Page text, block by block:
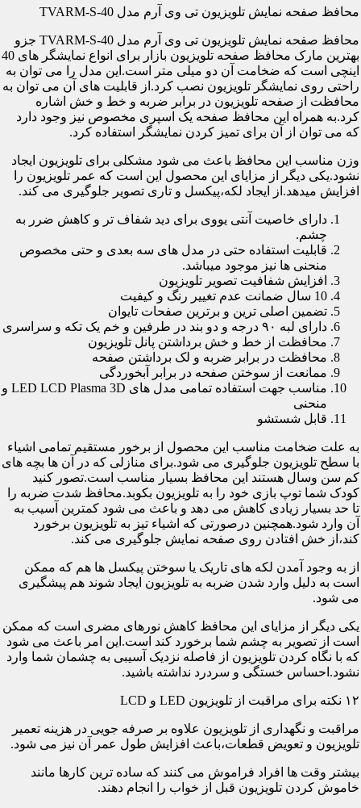
محافظ صفحه نمایش تلویزیون تی وی آرم مدل TVARM-S-40
محافظ صفحه نمایش تلویزیون تی وی آرم مدل TVARM-S-40 جزو
بهترین مارک محافظ صفحه تلویزیون بازار برای انواع نمایشگر های 40
اینچی است که ضخامت آن دو میلی متر است.این مدل را می توان به
راحتی روی نمایشگر تلویزیون نصب کرد.از قابلیت های آن می توان به
محافظت از صفحه تلویزیون در برابر ضربه و خط و خش اشاره
کرد.به همراه این محافظ صفحه یک اسپری مخصوص نیز وجود دارد
که می توان از آن برای تمیز کردن نمایشگر استفاده کرد.
وزن مناسب این محافظ باعث می شود مشکلی برای تلویزیون ایجاد
نشود.یکی دیگر از مزایای این محصول این است که عمر تلویزیون را
افزایش میدهد.از ایجاد لکه،پیکسل و تاری تصویر جلوگیری می کند.
دارای خاصیت آنتی یووی برای دید شفاف تر و کاهش ضرر به
چشم.
قابلیت استفاده حتی در مدل های سه بعدی و حتی مخصوص
منحنی ها نیز موجود میباشد.
افزایش شفافیت تصویر تلویزیون
10 سال ضمانت عدم تغییر رنگ و کیفیت
تضمین اصلی ترین و برترین صفحات تایوان
دارای لبه ۹۰ درجه و دو بند در طرفین و خم یک تکه و سراسری
محافظت از خط و خش برداشتن پانل تلویزیون
محافظت در برابر ضربه و لک برداشتن صفحه
ممانعت از سوختن صفحه در برابر آبخوردگی
مناسب جهت استفاده تمامی مدل های LED LCD Plasma 3D و
منحنی
قابل شستشو
به علت ضخامت مناسب این محصول از برخور مستقیم تمامی اشیاء
با سطح تلویزیون جلوگیری می شود.برای منازلی که در آن ها بچه های
کم سن وسال هستند این محافظ بسیار مناسب است.تصور کنید
کودک شما توپ بازی خود را به تلویزیون بکوبد.محافظ شدت ضربه را
تا حد بسیار زیادی کاهش می دهد و باعث می شود کمترین آسیب به
آن وارد شود.همچنین درصورتی که اشیاء تیز به تلویزیون برخورد
کند،از خش افتادن روی صفحه نمایش جلوگیری می کند.
از به وجود آمدن لکه های تاریک یا سوختن پیکسل ها هم که ممکن
است به دلیل وارد شدن ضربه به تلویزیون ایجاد شوند هم پیشگیری
می شود.
یکی دیگر از مزایای این محافظ کاهش نورهای مضری است که ممکن
است از تصویر به چشم شما برخورد کند است.این امر باعث می شود
که با نگاه کردن تلویزیون از فاصله نزدیک آسیبی به چشمان شما وارد
نشود.احساس خستگی و سردرد نداشته باشید.
۱۲ نکته برای مراقبت از تلویزیون LED و LCD
مراقبت و نگهداری از تلویزیون علاوه بر صرفه جویی در هزینه تعمیر
تلویزیون و تعویض قطعات،باعث افزایش طول عمر آن نیز می شود.
بیشتر وقت ها افراد فراموش می کنند که ساده ترین کارها مانند
خاموش کردن تلویزیون قبل از خواب را انجام دهند.